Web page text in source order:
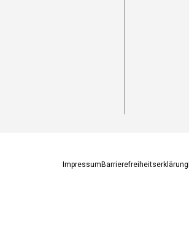
Impressum Barrierefreiheitserklärung